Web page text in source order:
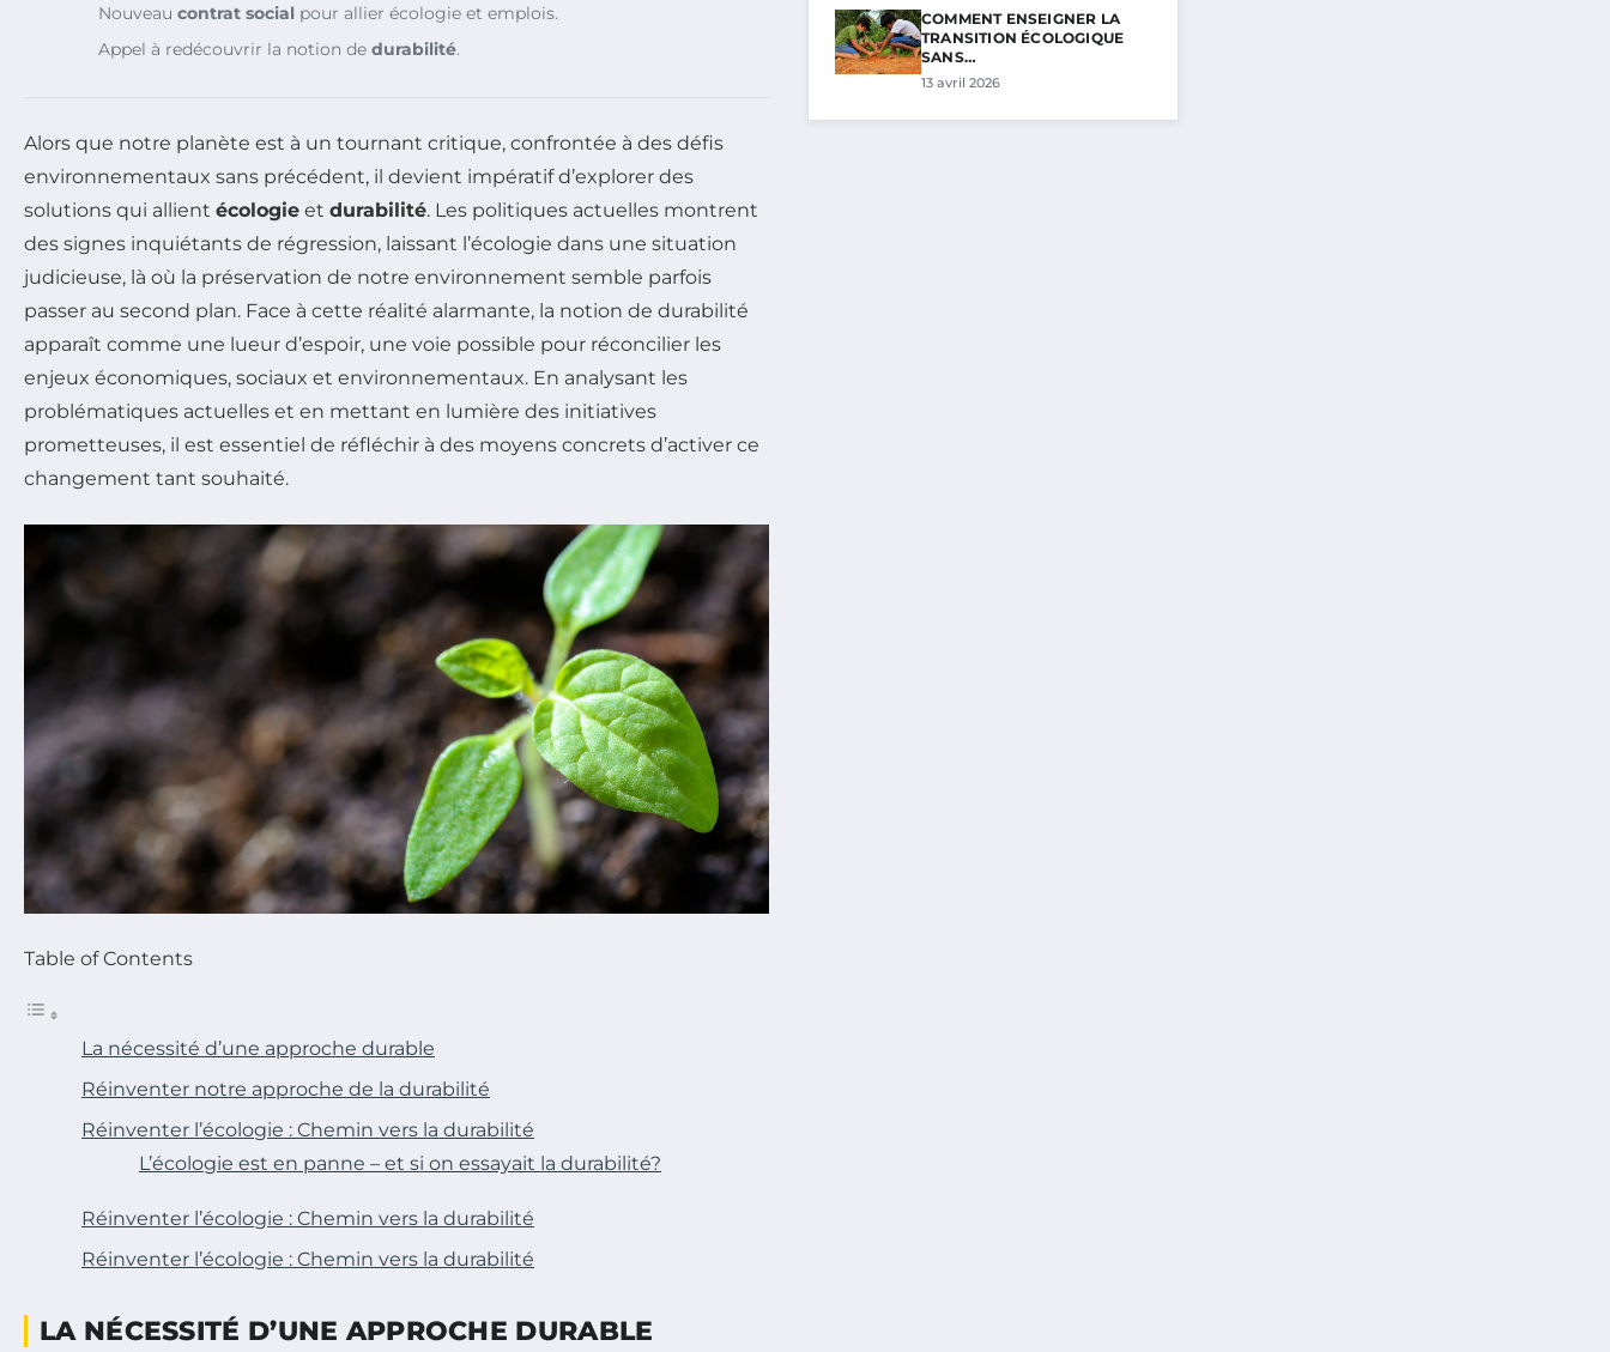
Nouveau contrat social pour allier écologie et emplois.
Appel à redécouvrir la notion de durabilité.
Alors que notre planète est à un tournant critique, confrontée à des défis
environnementaux sans précédent, il devient impératif d’explorer des
solutions qui allient écologie et durabilité. Les politiques actuelles montrent
des signes inquiétants de régression, laissant l’écologie dans une situation
judicieuse, là où la préservation de notre environnement semble parfois
passer au second plan. Face à cette réalité alarmante, la notion de durabilité
apparaît comme une lueur d’espoir, une voie possible pour réconcilier les
enjeux économiques, sociaux et environnementaux. En analysant les
problématiques actuelles et en mettant en lumière des initiatives
prometteuses, il est essentiel de réfléchir à des moyens concrets d’activer ce
changement tant souhaité.
Table of Contents
La nécessité d’une approche durable
Réinventer notre approche de la durabilité
Réinventer l’écologie : Chemin vers la durabilité
L’écologie est en panne – et si on essayait la durabilité?
Réinventer l’écologie : Chemin vers la durabilité
Réinventer l’écologie : Chemin vers la durabilité
LA NÉCESSITÉ D’UNE APPROCHE DURABLE
COMMENT ENSEIGNER LA
TRANSITION ÉCOLOGIQUE
SANS…
13 avril 2026